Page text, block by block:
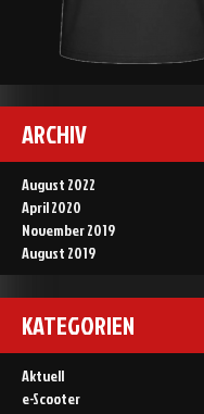
ARCHIV
August 2022
April 2020
November 2019
August 2019
KATEGORIEN
Aktuell
e-Scooter